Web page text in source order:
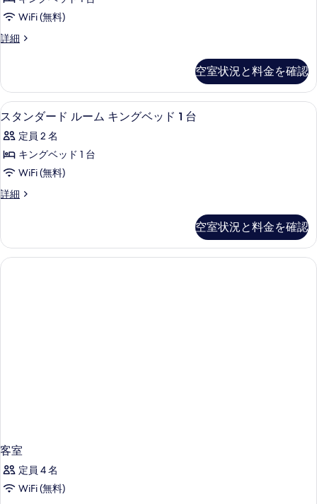
て
の
写
を
表
示
す
る
ッ
ド
の
す
べ
て
の
写
真
表
示
ベ
ッ
ド
の
細
ク
ィ
ル
ー
ム
キ
ン
グ
ベ
1
台
示
す
る
WiFi (無料)
詳細
エ
テ
ィ
ブ
ー
ム
ン
グ
ベ
1
の
空室状況と料金を確認
ス
タ
ン
ダ
ド
ー
ム
べ
て
の
高級寝具、羽毛の掛け布団、ピロー
8
スタンダード ルーム キングベッド 1 台
定員 2 名
キングベッド 1 台
WiFi (無料)
詳細
ス
ー
ド
ル
空室状況と料金を確認
客室
定員 4 名
WiFi (無料)